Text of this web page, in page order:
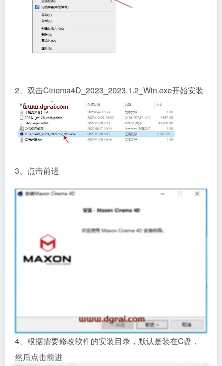
2、双击Cinema4D_2023_2023.1.2_Win.exe开始安装
3、点击前进
4、根据需要修改软件的安装目录，默认是装在C盘，
然后点击前进